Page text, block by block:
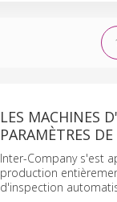
LES MACHINES
PARAMÈTRES
Inter-Company s'est
production
d'inspection